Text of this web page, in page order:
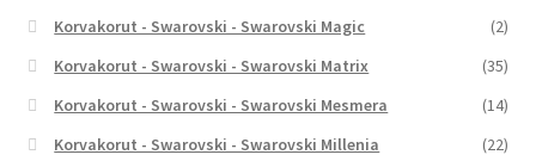
Korvakorut - Swarovski - Swarovski Magic
(2)
Korvakorut - Swarovski - Swarovski Matrix
(35)
Korvakorut - Swarovski - Swarovski Mesmera
(14)
Korvakorut - Swarovski - Swarovski Millenia
(22)